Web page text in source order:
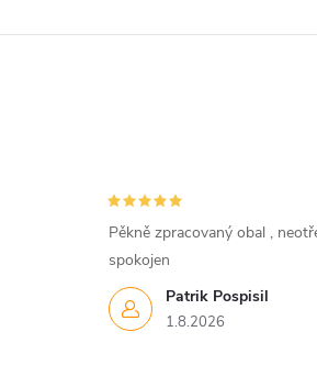
Patrik Pospisil
1.8.2026
Pěkně zpracovaný obal ,
spokojen